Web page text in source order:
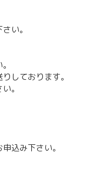
い。
しております。
。
込み下さい。